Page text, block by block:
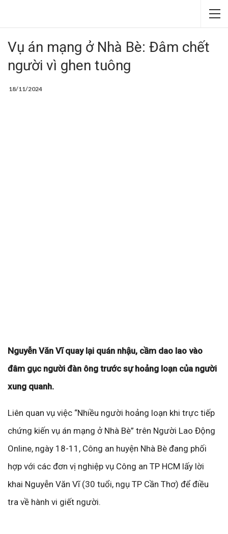
Vụ án mạng ở Nhà Bè: Đâm chết
người vì ghen tuông
18/11/2024
Nguyễn Văn Vĩ quay lại quán nhậu, cầm dao lao vào
đâm gục người đàn ông trước sự hoảng loạn của người
xung quanh.
Liên quan vụ việc “Nhiều người hoảng loạn khi trực tiếp
chứng kiến vụ án mạng ở Nhà Bè” trên Người Lao Động
Online, ngày 18-11, Công an huyện Nhà Bè đang phối
hợp với các đơn vị nghiệp vụ Công an TP HCM lấy lời
khai Nguyễn Văn Vĩ (30 tuổi, ngụ TP Cần Thơ) để điều
tra về hành vi giết người.